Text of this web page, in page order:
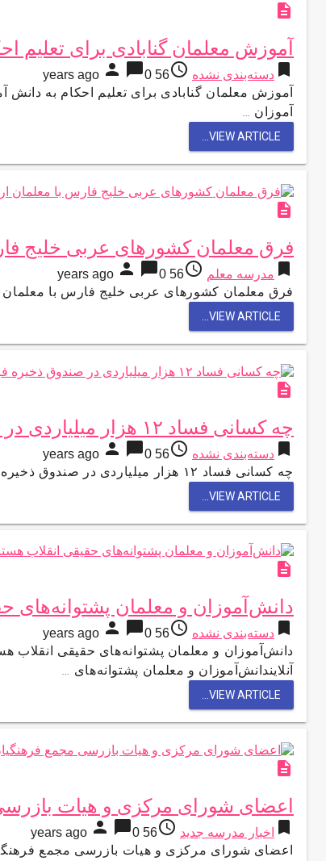
description
آموزش معلمان گنابادی برای تعلیم
bookmark دسته‌بندی نشده access_time
56 years ago
person chat_bubble0
آموزش معلمان گنابادی برای تعلیم احکام به دانش
آموزان …
VIEW ARTICLE...
description
فرق معلمان کشورهای عربی خلیج
bookmark مدرسه معلم access_time
56 years ago
person chat_bubble0
فرق معلمان کشورهای عربی خلیج فارس با معلمان
VIEW ARTICLE...
description
چه کسانی فساد ۱۲ هزار میلیاردی در صندوق ذخیره فرهنگیان را به حاشیه انداختند؟
bookmark دسته‌بندی نشده access_time
56 years ago
person chat_bubble0
چه کسانی فساد ۱۲ هزار میلیاردی در صندوق ذخیره فرهنگیان را به حاشیه انداختند؟هارپی نیوز چه کسانی فساد ۱۲ هزار …
VIEW ARTICLE...
description
دانش‌آموزان و معلمان پشتوانه‌های
bookmark دسته‌بندی نشده access_time
56 years ago
person chat_bubble0
دانش‌آموزان و معلمان پشتوانه‌های حقیقی انقلاب
آنلایندانش‌آموزان و معلمان پشتوانه‌های …
VIEW ARTICLE...
description
اعضای شورای‌ مرکزی و هیات
bookmark اخبار مدرسه جدید access_time
56 years ago
person chat_bubble0
اعضای شورای‌ مرکزی و هیات بازرسی مجمع